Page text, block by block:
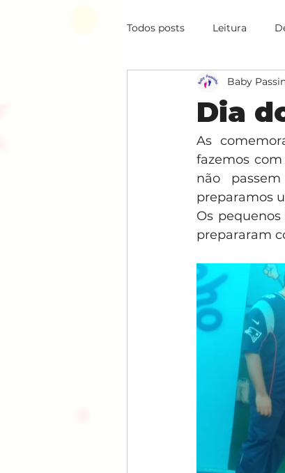
Todos posts Leitura
Comportamento
Utilidade Pública
Dia
Baby
As
fazemos
não
preparamos
Os
prepararam